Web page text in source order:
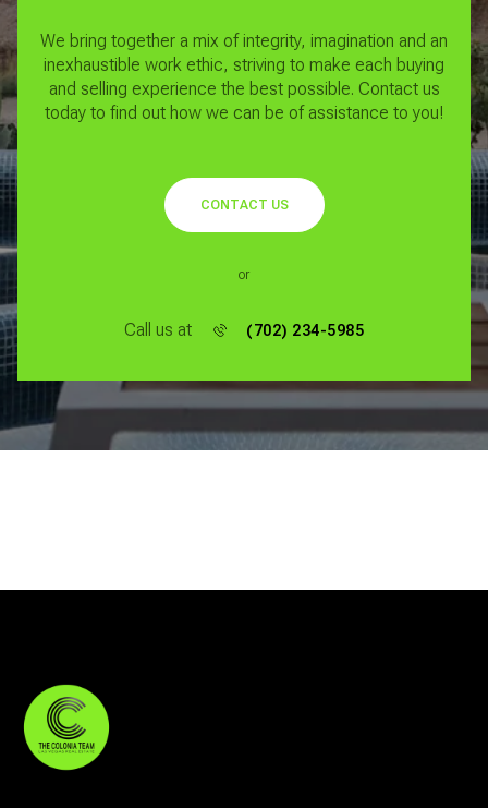
We bring together a mix of integrity, imagination and an
inexhaustible work ethic, striving to make each buying
and selling experience the best possible. Contact us
today to find out how we can be of assistance to you!
CONTACT US
or
Call us at (702) 234-5985